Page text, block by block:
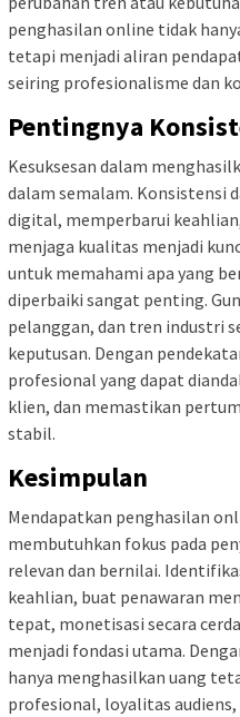
penghasilan online tidak
tetapi menjadi aliran
seiring profesionalisme dan
Pentingnya
Kesuksesan dalam
dalam semalam. Konsistensi
digital, memperbarui
menjaga kualitas menjadi
untuk memahami apa yang
diperbaiki sangat penting.
pelanggan, dan tren industri
keputusan. Dengan
profesional yang dapat
klien, dan memastikan
stabil.
Kesimpulan
Mendapatkan penghasilan
membutuhkan fokus pada
relevan dan bernilai.
keahlian, buat penawaran
tepat, monetisasi secara
menjadi fondasi utama.
hanya menghasilkan uang
profesional, loyalitas